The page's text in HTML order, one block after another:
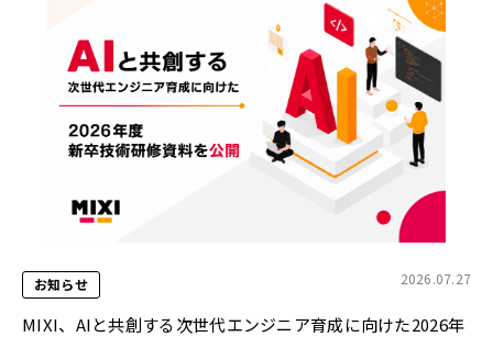
お知らせ 2026.07.27
MIXI、AIと共創する次世代エンジニア育成に向けた2026年